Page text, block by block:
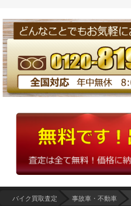
バイク買取査定 事故車・不動車